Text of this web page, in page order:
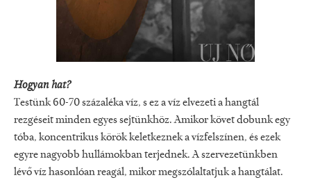
Hogyan hat?
Testünk 60-70 százaléka víz, s ez a víz elvezeti a hangtál
rezgéseit minden egyes sejtünkhöz. Amikor követ dobunk egy
tóba, koncentrikus körök keletkeznek a vízfelszínen, és ezek
egyre nagyobb hullámokban terjednek. A szervezetünkben
lévő víz hasonlóan reagál, mikor megszólaltatjuk a hangtálat.